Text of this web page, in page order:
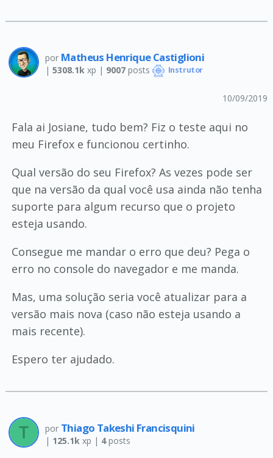
por Matheus Henrique Castiglioni
| 5308.1k xp | 9007posts Instrutor
10/09/2019
Fala ai Josiane, tudo bem? Fiz o teste aqui no
meu Firefox e funcionou certinho.
Qual versão do seu Firefox? As vezes pode ser
que na versão da qual você usa ainda não tenha
suporte para algum recurso que o projeto
esteja usando.
Consegue me mandar o erro que deu? Pega o
erro no console do navegador e me manda.
Mas, uma solução seria você atualizar para a
versão mais nova (caso não esteja usando a
mais recente).
Espero ter ajudado.
por Thiago Takeshi Francisquini
| 125.1kxp | 4posts